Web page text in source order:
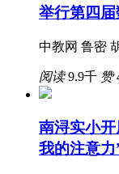
举行第四
中教网 鲁密
阅读9.9千 赞
南浔实小
我的注意